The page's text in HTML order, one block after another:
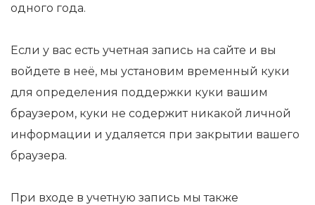
одного года.
Если у вас есть учетная запись на сайте и вы
войдете в неё, мы установим временный куки
для определения поддержки куки вашим
браузером, куки не содержит никакой личной
информации и удаляется при закрытии вашего
браузера.
При входе в учетную запись мы также